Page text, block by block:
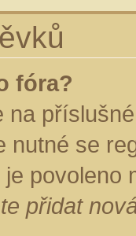
fóra?
na
nutné se
přidat